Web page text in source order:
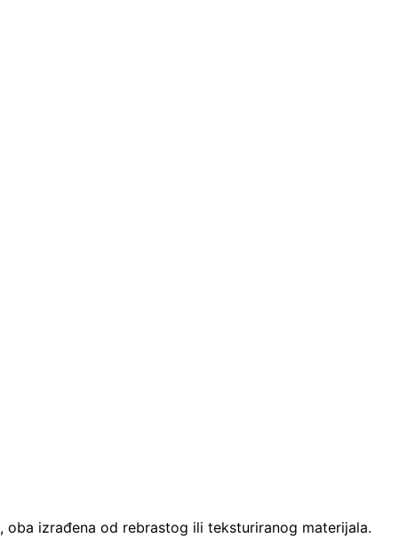
izrađena od rebrastog ili teksturiranog materijala.